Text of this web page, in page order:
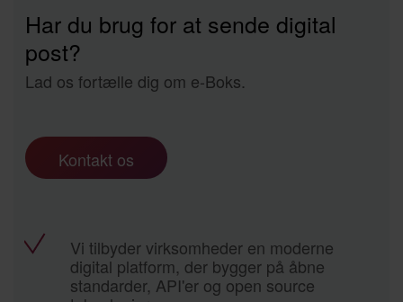
Har du brug for at sende digital
post?
Lad os fortælle dig om e-Boks.
Kontakt os
Vi tilbyder virksomheder en moderne
digital platform, der bygger på åbne
standarder, API'er og open source